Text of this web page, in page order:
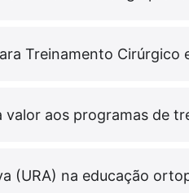
Treinamento
valor aos programas de
(URA) na educação